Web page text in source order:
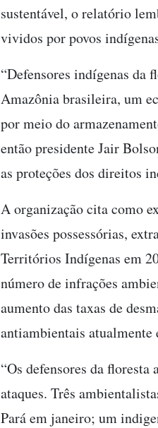
sustentável, o relatório
vividos por povos
“Defensores indígenas da
Amazônia brasileira, um
por meio do
então presidente Jair
as proteções dos direitos
A organização cita como
invasões possessórias,
Territórios Indígenas em
número de infrações
aumento das taxas de
antiambientais atualmente
“Os defensores da
ataques. Três
Pará em janeiro; um